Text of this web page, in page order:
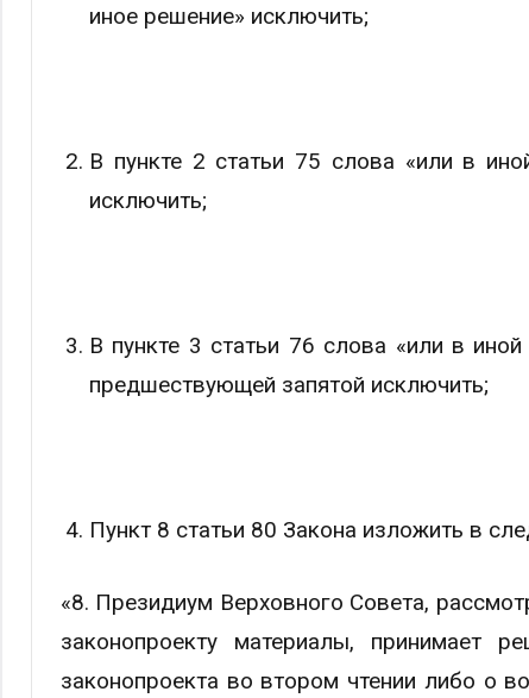
иное решение» исключить;
В пункте 2 статьи 75 слова «или в
исключить;
В пункте 3 статьи 76 слова «или в
предшествующей запятой исключить;
Пункт 8 статьи 80 Закона изложить в
«8. Президиум Верховного Совета,
законопроекту материалы, принимает
законопроекта во втором чтении либо о